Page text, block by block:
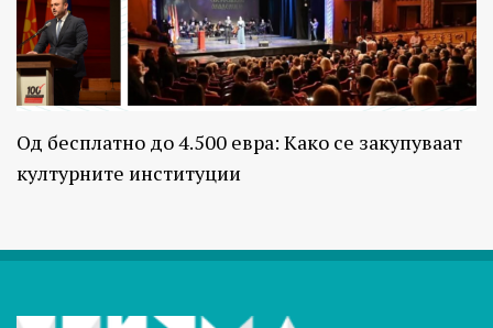
Од бесплатно до 4.500 евра: Како се закупуваат
културните институции